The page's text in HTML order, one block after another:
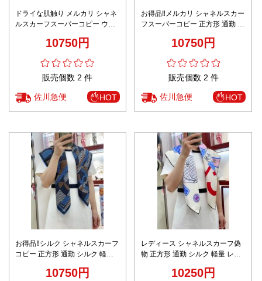
ドライな肌触り メルカリ シャネ
ルスカーフスーパーコピー ウー
気品 ブルー10750円
販売個数 2 件
佐川急便 HOT
お得品‼メルカリ シャネルスカー
フスーパーコピー 正方形 通勤 シ
かい プリント ピンク
10750円
販売個数 2 件
佐川急便 HOT
お得品‼シルク シャネルスカーフ
コピー 正方形 通勤 シルク 軽量
10750円
レディース シャネルスカーフ偽
物 正方形 通勤 シルク 軽量 レデ
10250円